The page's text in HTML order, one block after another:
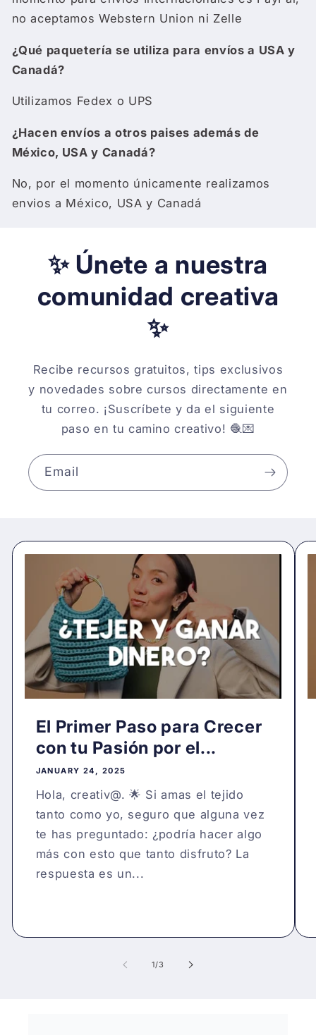
no aceptamos Webstern Union ni Zelle
¿Qué paquetería se utiliza para envíos a USA y
Canadá?
Utilizamos Fedex o UPS
¿Hacen envíos a otros paises además de
México, USA y Canadá?
No, por el momento únicamente realizamos
envios a México, USA y Canadá
✨ Únete a nuestra
comunidad creativa
✨
Recibe recursos gratuitos, tips exclusivos
y novedades sobre cursos directamente en
tu correo. ¡Suscríbete y da el siguiente
paso en tu camino creativo! 🧶💌
Email
El Primer Paso para Crecer
con tu Pasión por el...
JANUARY 24, 2025
Hola, creativ@. 🌟 Si amas el tejido
tanto como yo, seguro que alguna vez
te has preguntado: ¿podría hacer algo
más con esto que tanto disfruto? La
respuesta es un...
1/of
3